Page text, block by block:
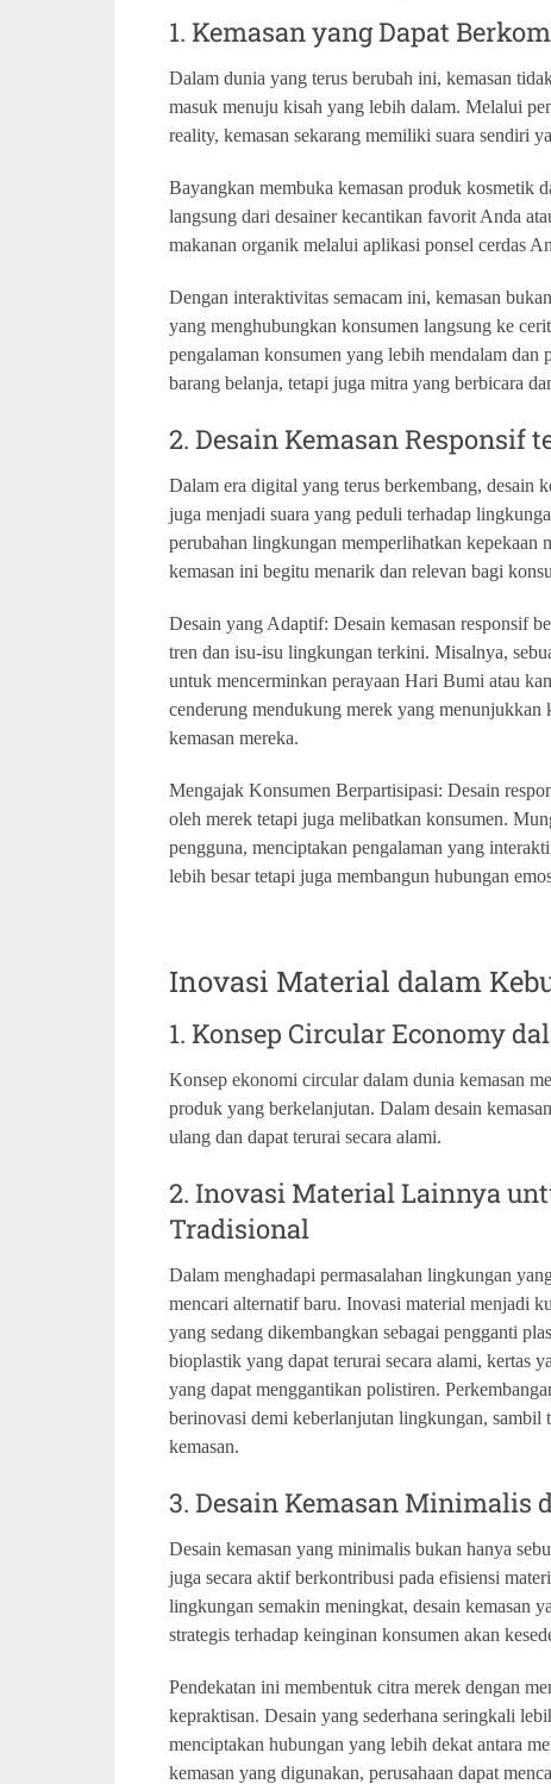
1. Kemasan yang Dapat
Dalam dunia yang terus berubah ini, kemasan
masuk menuju kisah yang lebih dalam. Melalui
reality, kemasan sekarang memiliki suara sendiri
Bayangkan membuka kemasan produk kosmetik
langsung dari desainer kecantikan favorit Anda
makanan organik melalui aplikasi ponsel cerdas
Dengan interaktivitas semacam ini, kemasan
yang menghubungkan konsumen langsung ke
pengalaman konsumen yang lebih mendalam
barang belanja, tetapi juga mitra yang berbicara
2. Desain Kemasan Responsif
Dalam era digital yang terus berkembang, desain
juga menjadi suara yang peduli terhadap
perubahan lingkungan memperlihatkan kepekaan
kemasan ini begitu menarik dan relevan bagi
Desain yang Adaptif: Desain kemasan responsif
tren dan isu-isu lingkungan terkini. Misalnya,
untuk mencerminkan perayaan Hari Bumi atau
cenderung mendukung merek yang menunjukkan
kemasan mereka.
Mengajak Konsumen Berpartisipasi: Desain
oleh merek tetapi juga melibatkan konsumen.
pengguna, menciptakan pengalaman yang
lebih besar tetapi juga membangun hubungan
Inovasi Material dalam
1. Konsep Circular Economy
Konsep ekonomi circular dalam dunia kemasan
produk yang berkelanjutan. Dalam desain
ulang dan dapat terurai secara alami.
2. Inovasi Material Lainnya
Tradisional
Dalam menghadapi permasalahan lingkungan
mencari alternatif baru. Inovasi material menjadi
yang sedang dikembangkan sebagai pengganti
bioplastik yang dapat terurai secara alami, kertas
yang dapat menggantikan polistiren.
berinovasi demi keberlanjutan lingkungan, sambil
kemasan.
3. Desain Kemasan Minimalis
Desain kemasan yang minimalis bukan hanya
juga secara aktif berkontribusi pada efisiensi
lingkungan semakin meningkat, desain kemasan
strategis terhadap keinginan konsumen akan
Pendekatan ini membentuk citra merek dengan
kepraktisan. Desain yang sederhana seringkali
menciptakan hubungan yang lebih dekat antara
kemasan yang digunakan, perusahaan dapat